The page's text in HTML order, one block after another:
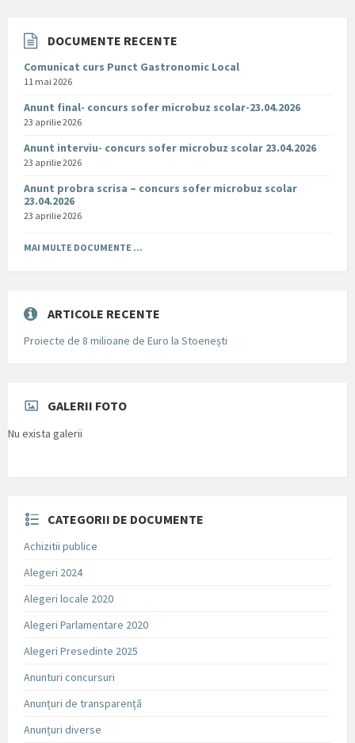
DOCUMENTE RECENTE
Comunicat curs Punct Gastronomic Local
11 mai 2026
Anunt final- concurs sofer microbuz scolar-23.04.2026
23 aprilie 2026
Anunt interviu- concurs sofer microbuz scolar 23.04.2026
23 aprilie 2026
Anunt probra scrisa – concurs sofer microbuz scolar
23.04.2026
23 aprilie 2026
MAI MULTE DOCUMENTE ...
ARTICOLE RECENTE
Proiecte de 8 milioane de Euro la Stoenești
GALERII FOTO
Nu exista galerii
CATEGORII DE DOCUMENTE
Achizitii publice
Alegeri 2024
Alegeri locale 2020
Alegeri Parlamentare 2020
Alegeri Presedinte 2025
Anunturi concursuri
Anunțuri de transparență
Anunțuri diverse